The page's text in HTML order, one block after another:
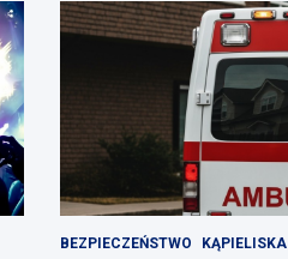
BEZPIECZEŃSTWO KĄPIELISKA